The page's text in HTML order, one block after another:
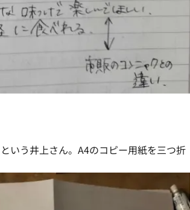
いう井上さん。A4のコピー用紙を三つ折